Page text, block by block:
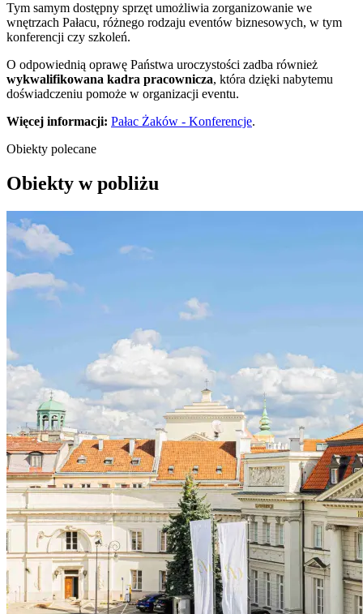
Tym samym dostępny sprzęt umożliwia zorganizowanie we
wnętrzach Pałacu, różnego rodzaju eventów biznesowych, w tym
konferencji czy szkoleń.
O odpowiednią oprawę Państwa uroczystości zadba również
wykwalifikowana kadra pracownicza, która dzięki nabytemu
doświadczeniu pomoże w organizacji eventu.
Więcej informacji: Pałac Żaków - Konferencje.
Obiekty polecane
Obiekty w pobliżu